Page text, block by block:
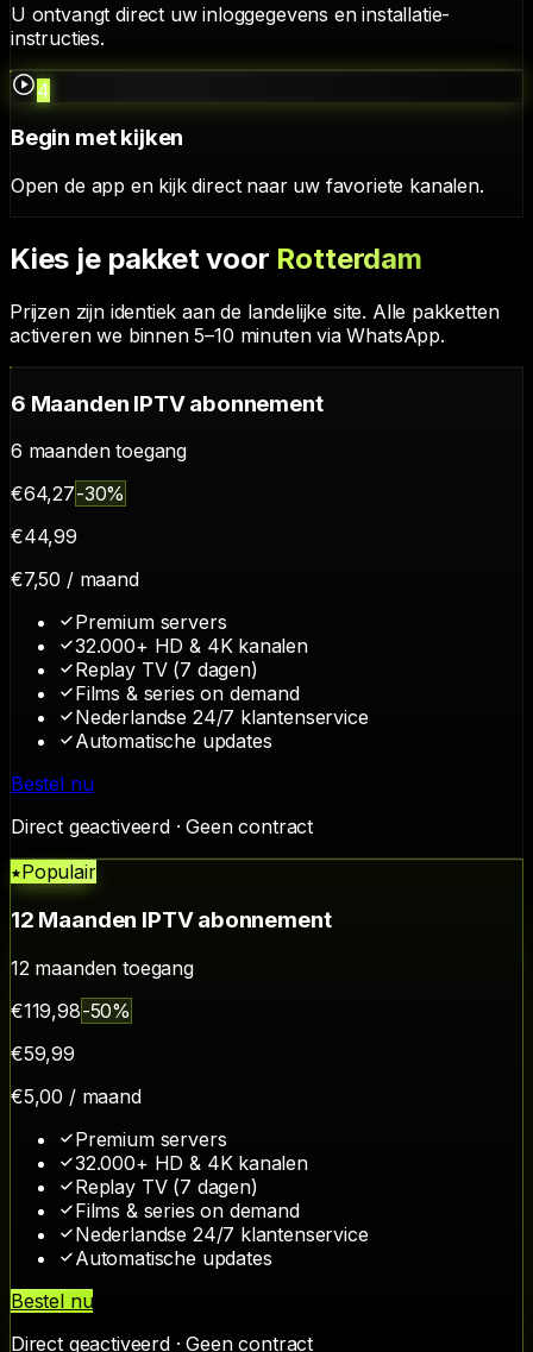
U ontvangt direct uw inloggegevens en installatie-
instructies.
4
Begin met kijken
Open de app en kijk direct naar uw favoriete kanalen.
Kies je pakket voor Rotterdam
Prijzen zijn identiek aan de landelijke site. Alle pakketten
activeren we binnen 5–10 minuten via WhatsApp.
6 Maanden IPTV abonnement
6 maanden toegang
€64,27-30%
€44,99
€7,50 / maand
Premium servers
32.000+ HD & 4K kanalen
Replay TV (7 dagen)
Films & series on demand
Nederlandse 24/7 klantenservice
Automatische updates
Bestel nu
Direct geactiveerd · Geen contract
Populair
12 Maanden IPTV abonnement
12 maanden toegang
€119,98-50%
€59,99
€5,00 / maand
Premium servers
32.000+ HD & 4K kanalen
Replay TV (7 dagen)
Films & series on demand
Nederlandse 24/7 klantenservice
Automatische updates
Bestel nu
Direct geactiveerd · Geen contract